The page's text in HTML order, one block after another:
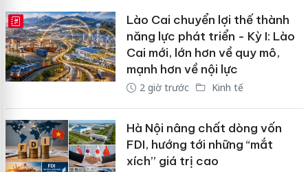
E-MAGAZINE
Lào Cai chuyển lợi thế thành
năng lực phát triển - Kỳ I: Lào
Cai mới, lớn hơn về quy mô,
mạnh hơn về nội lực
2 giờ trước Kinh tế
Hà Nội nâng chất dòng vốn
FDI, hướng tới những “mắt
xích” giá trị cao